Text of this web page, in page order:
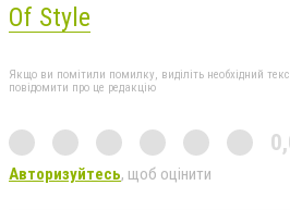
Of Style
Якщо ви помітили помилку, виділіть необхідний
повідомити про це редакцію
Авторизуйтесь, щоб оцінити